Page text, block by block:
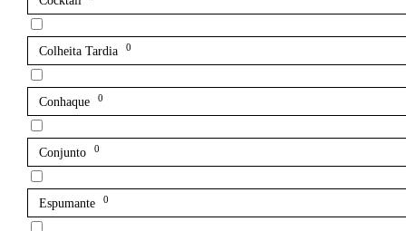
Colheita Tardia 0
Conhaque 0
Conjunto 0
Espumante 0